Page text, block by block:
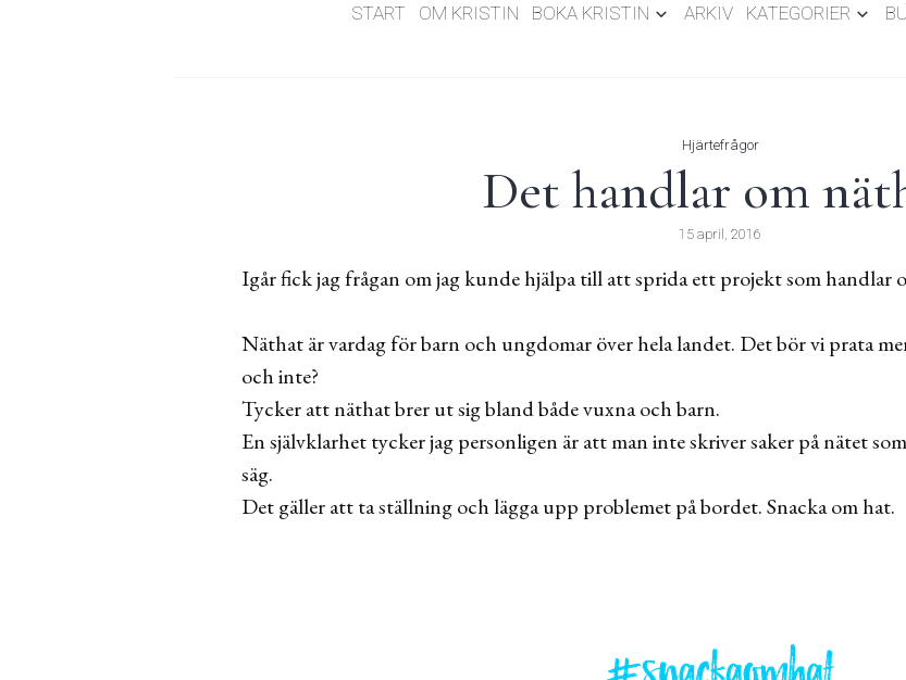
START OM KRISTIN BOKA KRISTIN ARKIV KATEGORIER
Hjärtefrågor
Det handlar om
15 april, 2016
Igår fick jag frågan om jag kunde hjälpa till att sprida ett projekt som handlar
Näthat är vardag för barn och ungdomar över hela landet. Det bör vi prata
och inte?
Tycker att näthat brer ut sig bland både vuxna och barn.
En självklarhet tycker jag personligen är att man inte skriver saker på nätet
säg.
Det gäller att ta ställning och lägga upp problemet på bordet. Snacka om hat.